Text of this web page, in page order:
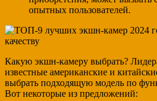
опытных пользователей.
Какую экшн-камеру выбрать?
известные американские и
выбрать подходящую модель по
Вот некоторые из предложений: